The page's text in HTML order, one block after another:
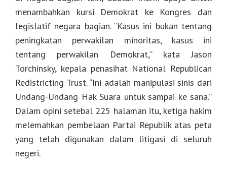
menambahkan kursi Demokrat ke Kongres dan
legislatif negara bagian. “Kasus ini bukan tentang
peningkatan perwakilan minoritas, kasus ini
tentang perwakilan Demokrat,” kata Jason
Torchinsky, kepala penasihat National Republican
Redistricting Trust. “Ini adalah manipulasi sinis dari
Undang-Undang Hak Suara untuk sampai ke sana.”
Dalam opini setebal 225 halaman itu, ketiga hakim
melemahkan pembelaan Partai Republik atas peta
yang telah digunakan dalam litigasi di seluruh
negeri.